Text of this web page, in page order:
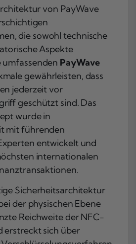
von PayWave
die sowohl technische
Aspekte
umfassenden PayWave
gewährleisten, dass
jederzeit vor
geschützt sind. Das
wurde in
mit führenden
entwickelt und
internationalen
Sicherheitsarchitektur
der physischen Ebene
Reichweite der NFC-
erstreckt sich über